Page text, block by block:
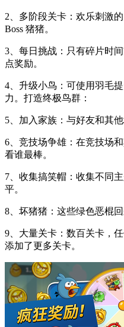
2、多阶段关卡：欢乐刺激
Boss 猪猪。
3、每日挑战：只有碎片时
点奖励。
4、升级小鸟：可使用羽毛
力。打造终极鸟群：
5、加入家族：与好友和其
6、竞技场争雄：在竞技场
看谁最棒。
7、收集搞笑帽：收集不同
平。
8、坏猪猪：这些绿色恶棍
9、大量关卡：数百关卡，
添加了更多关卡。